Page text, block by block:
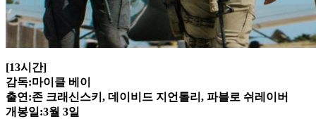
[13시간]
감독:마이클 베이
출연:존 크래신스키, 데이비드 지언톨리, 파블로 쉬레이버
개봉일:3월 3일